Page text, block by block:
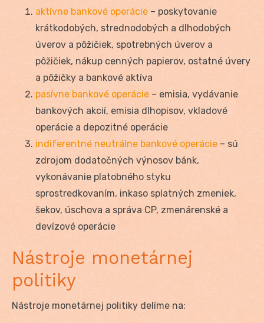
aktívne bankové operácie – poskytovanie
krátkodobých, strednodobých a dlhodobých
úverov a pôžičiek, spotrebných úverov a
pôžičiek, nákup cenných papierov, ostatné úvery
a pôžičky a bankové aktíva
pasívne bankové operácie – emisia, vydávanie
bankových akcií, emisia dlhopisov, vkladové
operácie a depozitné operácie
indiferentné neutrálne bankové operácie – sú
zdrojom dodatočných výnosov bánk,
vykonávanie platobného styku
sprostredkovaním, inkaso splatných zmeniek,
šekov, úschova a správa CP, zmenárenské a
devízové operácie
Nástroje monetárnej
politiky
Nástroje monetárnej politiky delíme na: